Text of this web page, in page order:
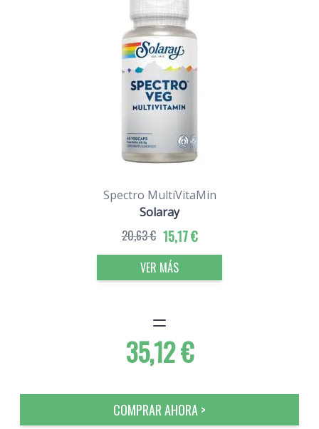
Spectro MultiVitaMin
Solaray
15,17 €
20,63 €
VER MÁS
35,12 €
COMPRAR AHORA >